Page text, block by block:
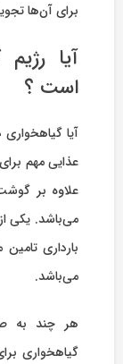
برای آن‌ها
آیا
است ؟
آیا
عذایی مهم
علاوه بر
می‌باشد. یکی
بارداری
می‌باشد.
گیاهخواری